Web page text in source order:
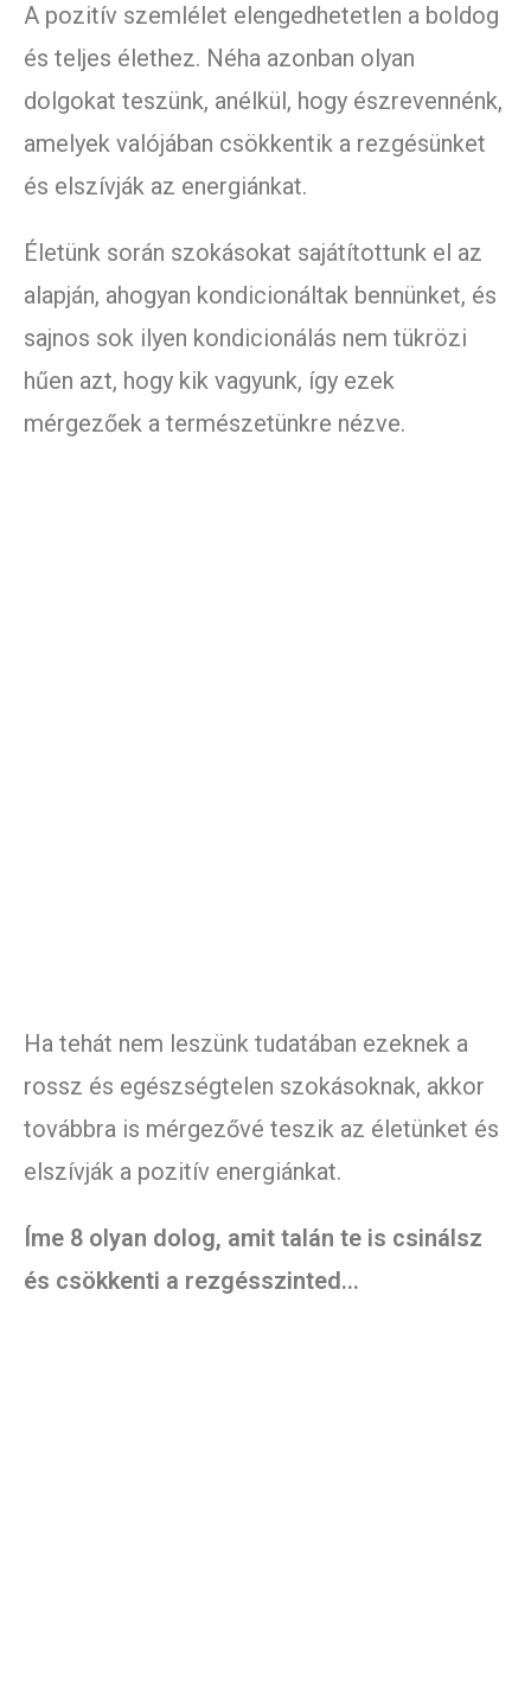
A pozitív szemlélet elengedhetetlen a boldog
és teljes élethez. Néha azonban olyan
dolgokat teszünk, anélkül, hogy észrevennénk,
amelyek valójában csökkentik a rezgésünket
és elszívják az energiánkat.
Életünk során szokásokat sajátítottunk el az
alapján, ahogyan kondicionáltak bennünket, és
sajnos sok ilyen kondicionálás nem tükrözi
hűen azt, hogy kik vagyunk, így ezek
mérgezőek a természetünkre nézve.
Ha tehát nem leszünk tudatában ezeknek a
rossz és egészségtelen szokásoknak, akkor
továbbra is mérgezővé teszik az életünket és
elszívják a pozitív energiánkat.
Íme 8 olyan dolog, amit talán te is csinálsz
és csökkenti a rezgésszinted…